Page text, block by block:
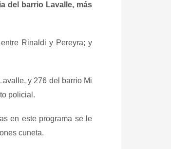
del barrio Lavalle, más
Rinaldi y Pereyra; y
y 276 del barrio Mi
policial.
en este programa se le
cuneta.